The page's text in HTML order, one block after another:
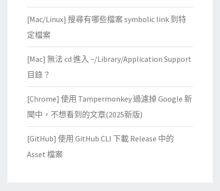
時
，
略
特
檔
案
[Mac/Linux] 搜尋有哪些檔案 symbolic link 到特
定檔案
[Mac] 無法 cd 進入 ~/Library/Application Support
目錄？
[Chrome] 使用 Tampermonkey 過濾掉 Google 新
聞中，不想看到的文章(2025新版)
[GitHub] 使用 GitHub CLI 下載 Release 中的
Asset 檔案